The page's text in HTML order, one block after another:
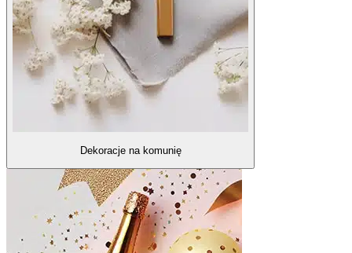
Dekoracje na komunię